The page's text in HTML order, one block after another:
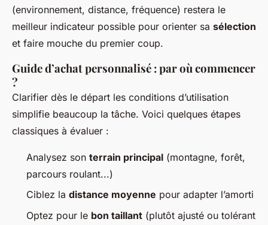
(environnement, distance, fréquence) restera le
meilleur indicateur possible pour orienter sa sélection
et faire mouche du premier coup.
Guide d’achat personnalisé : par où commencer
?
Clarifier dès le départ les conditions d’utilisation
simplifie beaucoup la tâche. Voici quelques étapes
classiques à évaluer :
Analysez son terrain principal (montagne, forêt,
parcours roulant...)
Ciblez la distance moyenne pour adapter l’amorti
Optez pour le bon taillant (plutôt ajusté ou tolérant